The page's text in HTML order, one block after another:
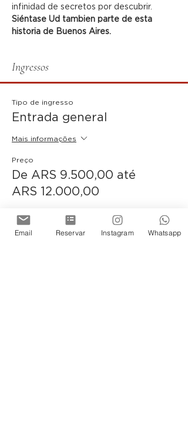
infinidad de secretos por descubrir.
Siéntase Ud tambien parte de esta
historia de Buenos Aires.
Ingressos
Tipo de ingresso
Entrada general
Mais informações
Preço
De ARS 9.500,00 até
ARS 12.000,00
Argentinos Residentes
Email Reservar Instagram Whatsapp